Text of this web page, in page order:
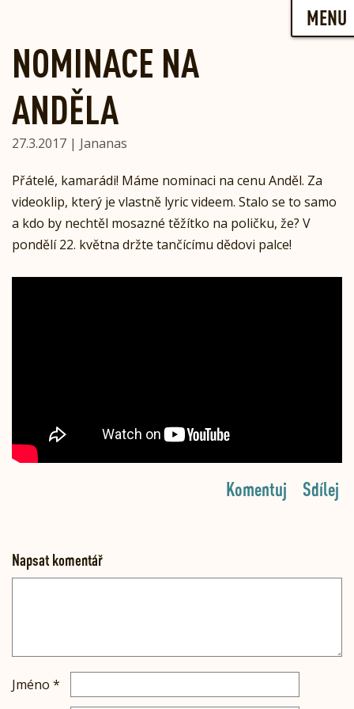
MENU
NOMINACE NA
ANDĚLA
27.3.2017 | Jananas
Přátelé, kamarádi! Máme nominaci na cenu Anděl. Za
videoklip, který je vlastně lyric videem. Stalo se to samo
a kdo by nechtěl mosazné těžítko na poličku, že? V
pondělí 22. května držte tančícímu dědovi palce!
Sdílej
Komentuj
Napsat komentář
Jméno *